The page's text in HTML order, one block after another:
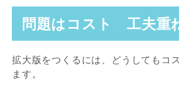
問題はコスト 工夫重
拡大版をつくるには、どうしてもコ
ます。